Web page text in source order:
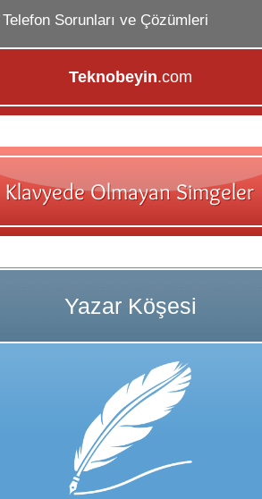
Telefon Sorunları ve Çözümleri
Teknobeyin.com